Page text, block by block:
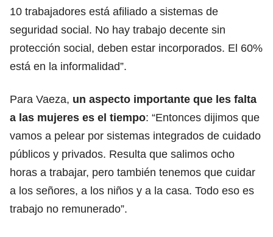
10 trabajadores está afiliado a sistemas de
seguridad social. No hay trabajo decente sin
protección social, deben estar incorporados. El 60%
está en la informalidad”.
Para Vaeza, un aspecto importante que les falta
a las mujeres es el tiempo: “Entonces dijimos que
vamos a pelear por sistemas integrados de cuidado
públicos y privados. Resulta que salimos ocho
horas a trabajar, pero también tenemos que cuidar
a los señores, a los niños y a la casa. Todo eso es
trabajo no remunerado”.